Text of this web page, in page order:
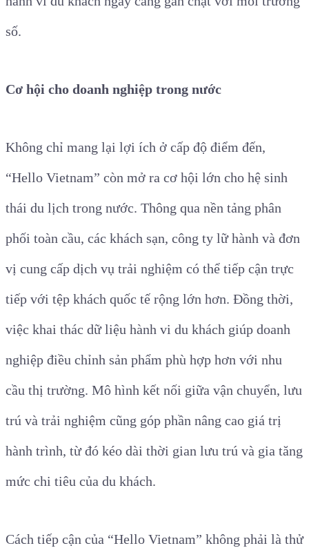
số.
Cơ hội cho doanh nghiệp trong nước
Không chỉ mang lại lợi ích ở cấp độ điểm đến,
“Hello Vietnam” còn mở ra cơ hội lớn cho hệ sinh
thái du lịch trong nước. Thông qua nền tảng phân
phối toàn cầu, các khách sạn, công ty lữ hành và đơn
vị cung cấp dịch vụ trải nghiệm có thể tiếp cận trực
tiếp với tệp khách quốc tế rộng lớn hơn. Đồng thời,
việc khai thác dữ liệu hành vi du khách giúp doanh
nghiệp điều chỉnh sản phẩm phù hợp hơn với nhu
cầu thị trường. Mô hình kết nối giữa vận chuyển, lưu
trú và trải nghiệm cũng góp phần nâng cao giá trị
hành trình, từ đó kéo dài thời gian lưu trú và gia tăng
mức chi tiêu của du khách.
Cách tiếp cận của “Hello Vietnam” không phải là thử